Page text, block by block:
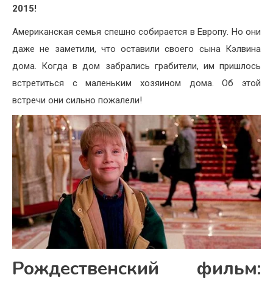
2015!
Американская семья спешно собирается в Европу. Но они
даже не заметили, что оставили своего сына Кэлвина
дома. Когда в дом забрались грабители, им пришлось
встретиться с маленьким хозяином дома. Об этой
встречи они сильно пожалели!
Рождественский фильм: